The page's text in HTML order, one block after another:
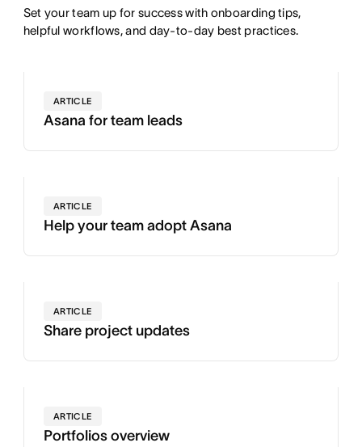
Set your team up for success with onboarding tips,
helpful workflows, and day-to-day best practices.
ARTICLE
Asana for team leads
ARTICLE
Help your team adopt Asana
ARTICLE
Share project updates
ARTICLE
Portfolios overview